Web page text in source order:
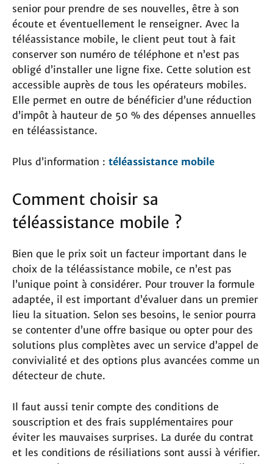
senior pour prendre de ses nouvelles, être à son
écoute et éventuellement le renseigner. Avec la
téléassistance mobile, le client peut tout à fait
conserver son numéro de téléphone et n’est pas
obligé d’installer une ligne fixe. Cette solution est
accessible auprès de tous les opérateurs mobiles.
Elle permet en outre de bénéficier d’une réduction
d’impôt à hauteur de 50 % des dépenses annuelles
en téléassistance.
Plus d’information : téléassistance mobile
Comment choisir sa
téléassistance mobile ?
Bien que le prix soit un facteur important dans le
choix de la téléassistance mobile, ce n’est pas
l’unique point à considérer. Pour trouver la formule
adaptée, il est important d’évaluer dans un premier
lieu la situation. Selon ses besoins, le senior pourra
se contenter d’une offre basique ou opter pour des
solutions plus complètes avec un service d’appel de
convivialité et des options plus avancées comme un
détecteur de chute.
Il faut aussi tenir compte des conditions de
souscription et des frais supplémentaires pour
éviter les mauvaises surprises. La durée du contrat
et les conditions de résiliations sont aussi à vérifier.